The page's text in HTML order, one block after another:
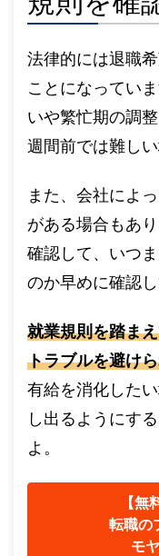
法律的には退職
ことになってい
いや繁忙期の調
週間前では難し
また、会社によ
がある場合もあ
確認して、いつ
のか早めに確認
就業規則を踏ま
トラブルを避け
有給を消化した
し出るようにす
よ。
【無
転職の
モ